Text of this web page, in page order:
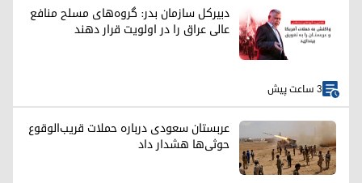
دبیرکل سازمان بدر: گروه‌های مسلح منافع
عالی عراق را در اولویت قرار دهند
3 ساعت پیش
عربستان سعودی درباره حملات قریب‌الوقوع
حوثی‌ها هشدار داد